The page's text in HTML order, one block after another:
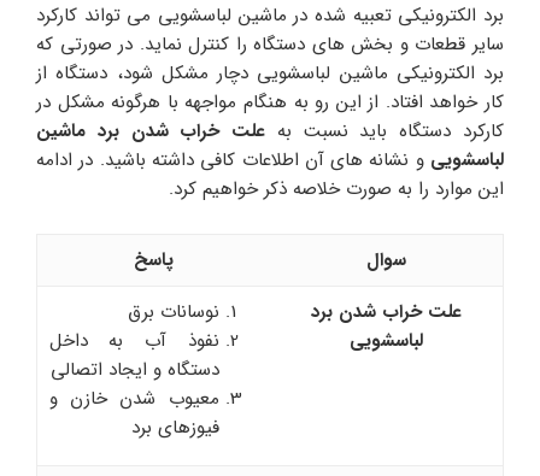
برد الکترونیکی تعبیه شده در ماشین لباسشویی می تواند کارکرد
سایر قطعات و بخش های دستگاه را کنترل نماید. در صورتی که
برد الکترونیکی ماشین لباسشویی دچار مشکل شود، دستگاه از
کار خواهد افتاد. از این رو به هنگام مواجهه با هرگونه مشکل در
کارکرد دستگاه باید نسبت به علت خراب شدن برد ماشین
لباسشویی و نشانه های آن اطلاعات کافی داشته باشید. در ادامه
این موارد را به صورت خلاصه ذکر خواهیم کرد.
سوال
پاسخ
علت خراب شدن برد
لباسشویی
نوسانات برق
نفوذ آب به داخل
دستگاه و ایجاد اتصالی
معیوب شدن خازن و
فیوزهای برد